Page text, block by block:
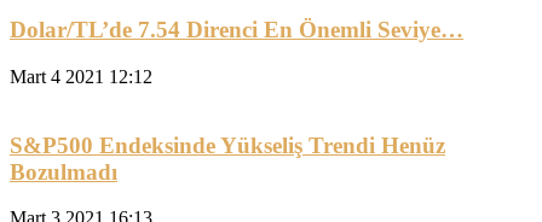
Dolar/TL’de 7.54 Direnci En Önemli Seviye…
Mart 4 2021 12:12
S&P500 Endeksinde Yükseliş Trendi Henüz
Bozulmadı